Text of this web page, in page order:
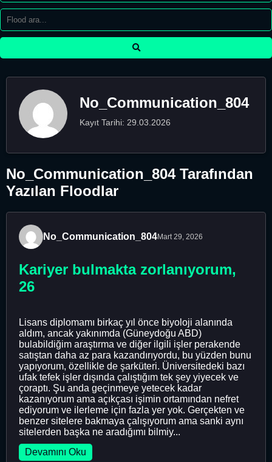
No_Communication_804
Kayıt Tarihi: 29.03.2026
No_Communication_804 Tarafından
Yazılan Floodlar
No_Communication_804Mart 29, 2026
Kariyer bulmakta zorlanıyorum,
26
Lisans diplomamı birkaç yıl önce biyoloji alanında
aldım, ancak yakınımda (Güneydoğu ABD)
bulabildiğim araştırma ve diğer ilgili işler perakende
satıştan daha az para kazandırıyordu, bu yüzden bunu
yapıyorum, özellikle de şarküteri. Üniversitedeki bazı
ufak tefek işler dışında çalıştığım tek şey yiyecek ve
çoraptı. Şu anda geçinmeye yetecek kadar
kazanıyorum ama açıkçası işimin ortamından nefret
ediyorum ve ilerleme için fazla yer yok. Gerçekten ve
benzer sitelere bakmaya çalışıyorum ama sanki aynı
sitelerden başka ne aradığımı bilmiy...
Devamını Oku